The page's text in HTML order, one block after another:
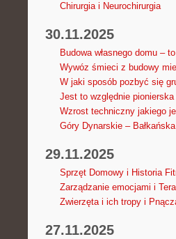
Chirurgia i Neurochirurgia
30.11.2025
Budowa własnego domu –
Wywóz śmieci z budowy
W jaki sposób pozbyć się
Jest to względnie
Wzrost techniczny jakiego
Góry Dynarskie –
29.11.2025
Sprzęt Domowy i Historia
Zarządzanie emocjami i
Zwierzęta i ich tropy i
27.11.2025